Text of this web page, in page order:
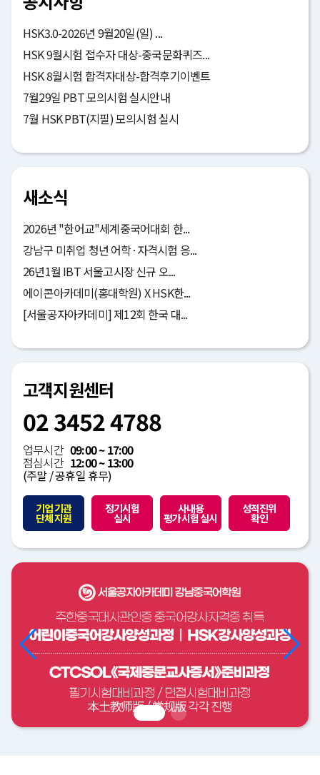
HSK3.0-2026년 9월20일(일) ...
HSK 9월시험 접수자 대상-중국문화퀴즈...
HSK 8월시험 합격자대상-합격후기이벤트
7월29일 PBT 모의시험 실시안내
7월 HSK PBT(지필) 모의시험 실시
새소식
2026년 "한어교"세계중국어대회 한...
강남구 미취업 청년 어학·자격시험 응...
26년1월 IBT 서울고시장 신규 오...
에이콘아카데미(홍대학원) X HSK한...
[서울공자아카데미] 제12회 한국 대...
고객지원센터
02 3452 4788
업무시간 09:00 ~ 17:00
점심시간 12:00 ~ 13:00
(주말 / 공휴일 휴무)
기업 기관
단체 지원
정기시험
실시
사내용
평가시험 실시
성적진위
확인